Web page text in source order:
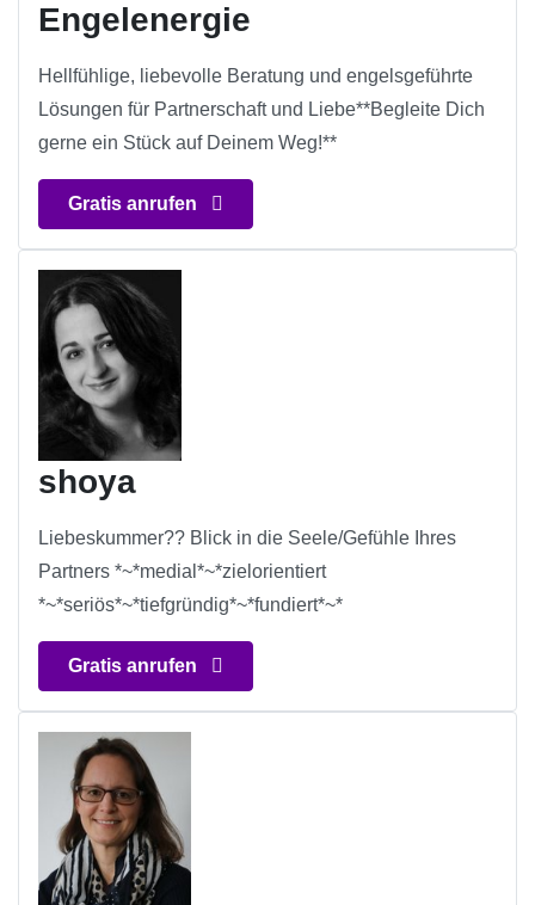
Engelenergie
Hellfühlige, liebevolle Beratung und engelsgeführte
Lösungen für Partnerschaft und Liebe**Begleite Dich
gerne ein Stück auf Deinem Weg!**
Gratis anrufen
shoya
Liebeskummer?? Blick in die Seele/Gefühle Ihres
Partners *~*medial*~*zielorientiert
*~*seriös*~*tiefgründig*~*fundiert*~*
Gratis anrufen